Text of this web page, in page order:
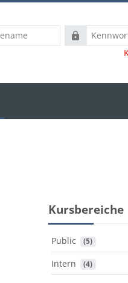
Kennwort
Kursbereiche
Public (5)
Intern (4)